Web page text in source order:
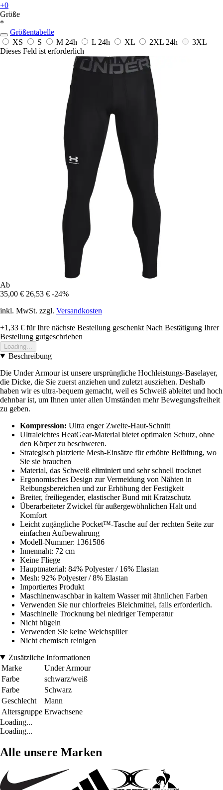
+0
Größe
*
Größentabelle
XS
S M 24h L 24h XL 2XL 24h
3XL
Dieses Feld ist erforderlich
Ab
35,00 € 26,53 € -24%
inkl. MwSt. zzgl. Versandkosten
+1,33 € für Ihre nächste Bestellung geschenkt Nach Bestätigung Ihrer
Bestellung gutgeschrieben
Loading...
Beschreibung
Die Under Armour ist unsere ursprüngliche Hochleistungs-Baselayer,
die Dicke, die Sie zuerst anziehen und zuletzt ausziehen. Deshalb
haben wir es ultra-bequem gemacht, weil es Schweiß ableitet und hoch
dehnbar ist, um Ihnen unter allen Umständen mehr Bewegungsfreiheit
zu geben.
Kompression: Ultra enger Zweite-Haut-Schnitt
Ultraleichtes HeatGear-Material bietet optimalen Schutz, ohne
den Körper zu beschweren.
Strategisch platzierte Mesh-Einsätze für erhöhte Belüftung, wo
Sie sie brauchen
Material, das Schweiß eliminiert und sehr schnell trocknet
Ergonomisches Design zur Vermeidung von Nähten in
Reibungsbereichen und zur Erhöhung der Festigkeit
Breiter, freiliegender, elastischer Bund mit Kratzschutz
Überarbeiteter Zwickel für außergewöhnlichen Halt und
Komfort
Leicht zugängliche Pocket™-Tasche auf der rechten Seite zur
einfachen Aufbewahrung
Modell-Nummer: 1361586
Innennaht: 72 cm
Keine Fliege
Hauptmaterial: 84% Polyester / 16% Elastan
Mesh: 92% Polyester / 8% Elastan
Importiertes Produkt
Maschinenwaschbar in kaltem Wasser mit ähnlichen Farben
Verwenden Sie nur chlorfreies Bleichmittel, falls erforderlich.
Maschinelle Trocknung bei niedriger Temperatur
Nicht bügeln
Verwenden Sie keine Weichspüler
Nicht chemisch reinigen
Zusätzliche Informationen
Marke
Under Armour
Farbe
schwarz/weiß
Farbe
Schwarz
Geschlecht
Mann
Altersgruppe Erwachsene
Loading...
Loading...
Alle unsere Marken